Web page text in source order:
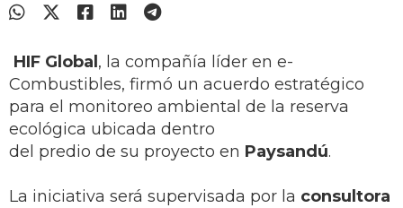
HIF Global , la compañía líder en e-
Combustibles, firmó un acuerdo estratégico
para el monitoreo ambiental de la reserva
ecológica ubicada dentro
del predio de su proyecto en Paysandú.
La iniciativa será supervisada por la consultora